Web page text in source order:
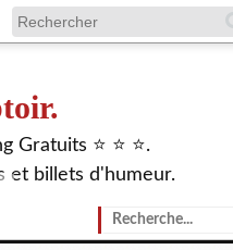
⭐ ⭐ ⭐.
et billets d'humeur.